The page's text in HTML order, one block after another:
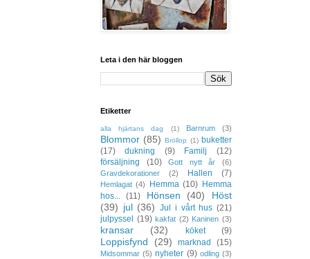
Leta i den här bloggen
Etiketter
alla hjärtans dag (1) Barnrum (3)
Blommor (85) Bröllop (1) buketter
(17)
dukning (9) Familj
(12)
försäljning
(10) Gott nytt år
(6)
Gravdekorationer
(2) Hallen (7)
Hemlagat (4) Hemma (10) Hemma
hos...
(11) Hönsen (40)
Höst
(39) jul (36) Jul i vårt hus (21)
julpyssel
(19) kakfat (2) Kaninen (3)
kransar (32) köket (9)
Loppisfynd (29) marknad (15)
Midsommar (5) nyheter (9) odling (3)